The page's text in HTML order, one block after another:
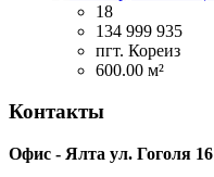
18
134 999 935
пгт. Кореиз
600.00 м²
Контакты
Офис - Ялта ул. Гоголя 16